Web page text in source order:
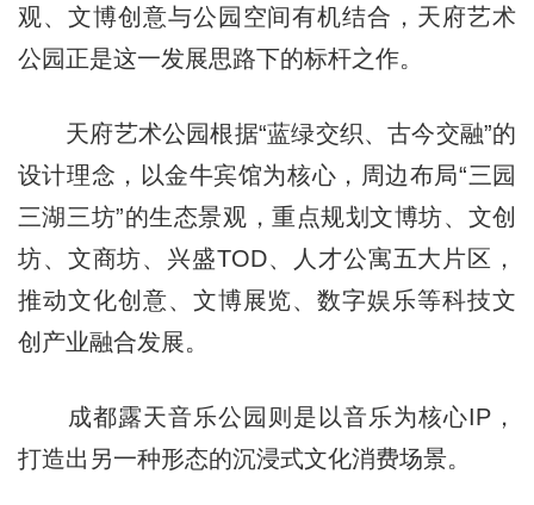
观、文博创意与公园空间有机结合，天府艺术
公园正是这一发展思路下的标杆之作。
天府艺术公园根据“蓝绿交织、古今交融”的
设计理念，以金牛宾馆为核心，周边布局“三园
三湖三坊”的生态景观，重点规划文博坊、文创
坊、文商坊、兴盛TOD、人才公寓五大片区，
推动文化创意、文博展览、数字娱乐等科技文
创产业融合发展。
成都露天音乐公园则是以音乐为核心IP，
打造出另一种形态的沉浸式文化消费场景。